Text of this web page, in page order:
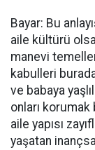
Bayar: Bu
aile kültürü
manevi
kabulleri
ve babaya
onları
aile yapısı
yaşatan